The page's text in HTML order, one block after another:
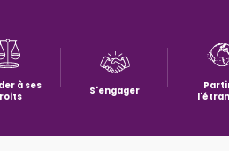
à ses
S'engager